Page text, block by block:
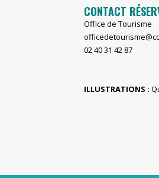
CONTACT
Office de Tourisme
02 40 31 42 87
ILLUSTRATIONS :